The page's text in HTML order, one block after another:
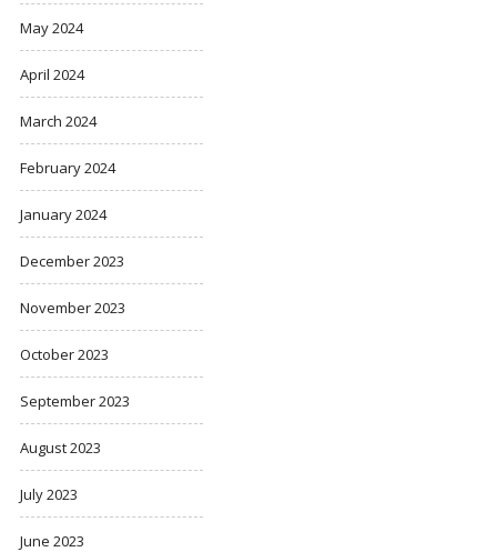
May 2024
April 2024
March 2024
February 2024
January 2024
December 2023
November 2023
October 2023
September 2023
August 2023
July 2023
June 2023